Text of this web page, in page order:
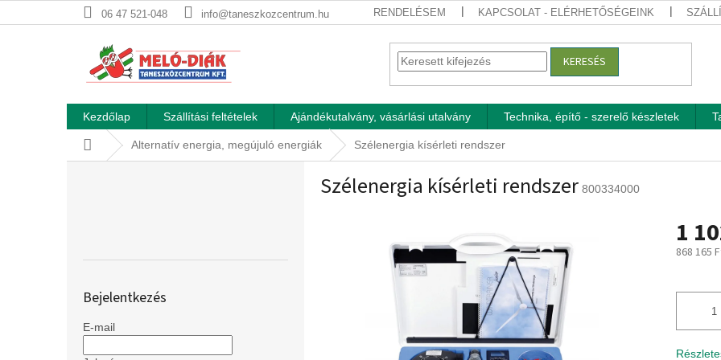
a
06 47 521-048 info@taneszkozcentrum.hu RENDELÉSEM KAPCSOLAT - ELÉRHETŐSÉGEINK
KERESÉS
Kezdőlap Szállítási feltételek Ajándékutalvány, vásárlási utalvány Technika, építő - szerelő készletek
KezdőlapAlternatív energia, megújuló energiák Szélenergia kísérleti rendszer
Bejelentkezés
E-mail
Szélenergia kísérleti rendszer 800334000
1
868 165